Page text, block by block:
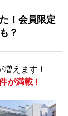
！会員限定
？
えます！
が満載！